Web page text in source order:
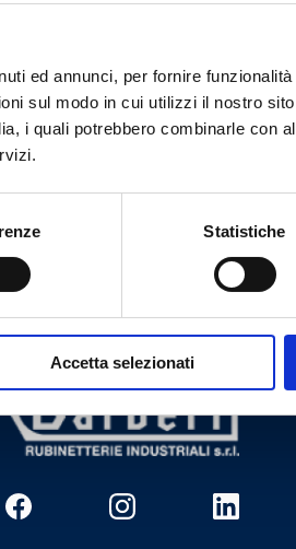
ed annunci, per fornire
sul modo in cui utilizzi il nostro
i quali potrebbero combinarle con
Statistiche
Accetta selezionati
Hai bisogno di aiuto?